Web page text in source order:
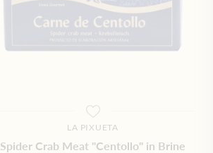
LA PIXUETA
Spider Crab Meat "Centollo" in Brine